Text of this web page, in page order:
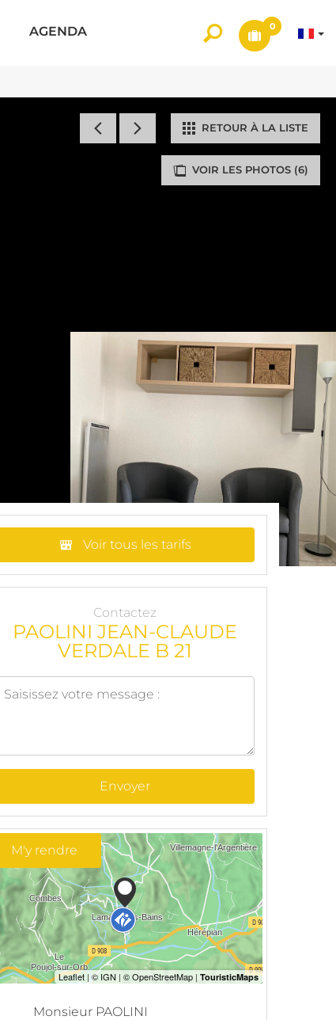
AGENDA 0
VOIR LES PHOTOS (6)
RETOUR À LA LISTE
Voir tous les tarifs
Contactez
PAOLINI JEAN-CLAUDE
VERDALE B 21
Envoyer
M'y rendre
Monsieur PAOLINI